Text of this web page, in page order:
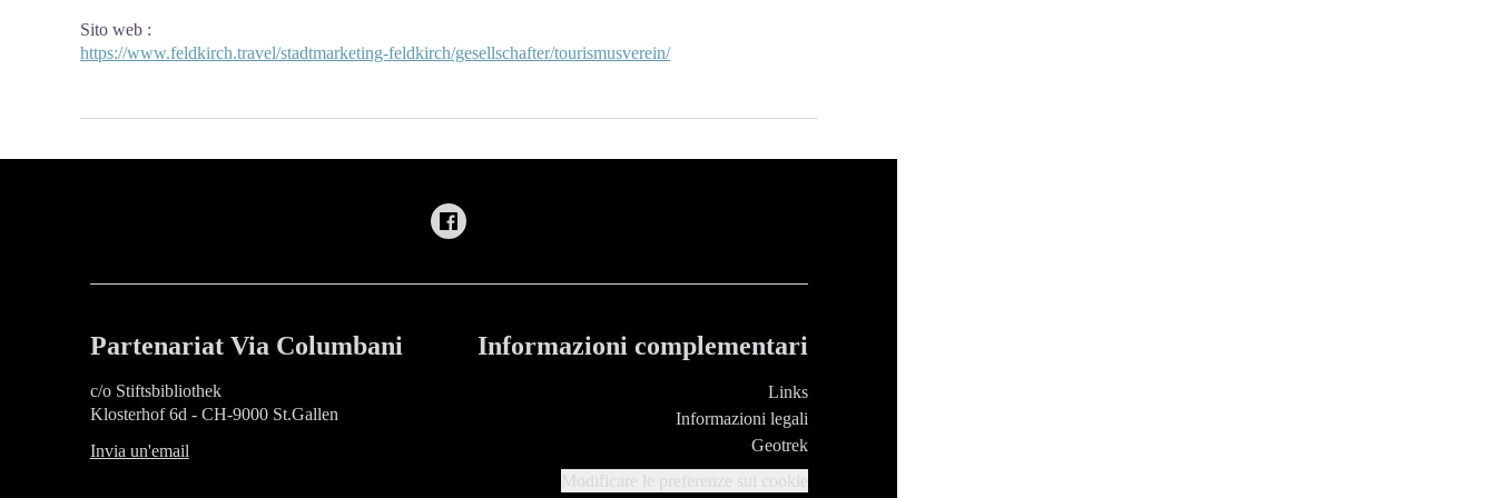
Sito web :
https://www.feldkirch.travel/stadtmarketing-feldkirch/gesellschafter/tourismusverein/
Partenariat Via Columbani
c/o Stiftsbibliothek
Klosterhof 6d - CH-9000 St.Gallen
Invia un'email
Informazioni complementari
Links
Informazioni legali
Geotrek
Modificare le preferenze sui cookie